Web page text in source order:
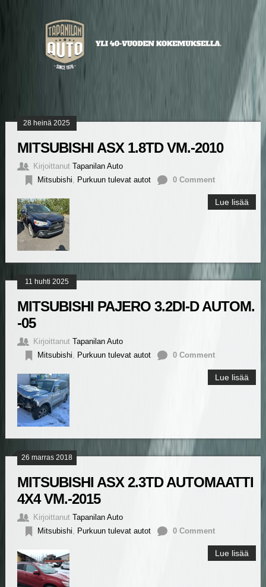
28 heinä 2025
MITSUBISHI ASX 1.8TD VM.-2010
Kirjoittanut Tapanilan Auto
Mitsubishi, Purkuun tulevat autot 0 Comment
Lue lisää
11 huhti 2025
MITSUBISHI PAJERO 3.2DI-D AUTOM.
-05
Kirjoittanut Tapanilan Auto
Mitsubishi, Purkuun tulevat autot 0 Comment
Lue lisää
26 marras 2018
MITSUBISHI ASX 2.3TD AUTOMAATTI
4X4 VM.-2015
Kirjoittanut Tapanilan Auto
Mitsubishi
Purkuun tulevat autot 0 Comment
Lue lisää